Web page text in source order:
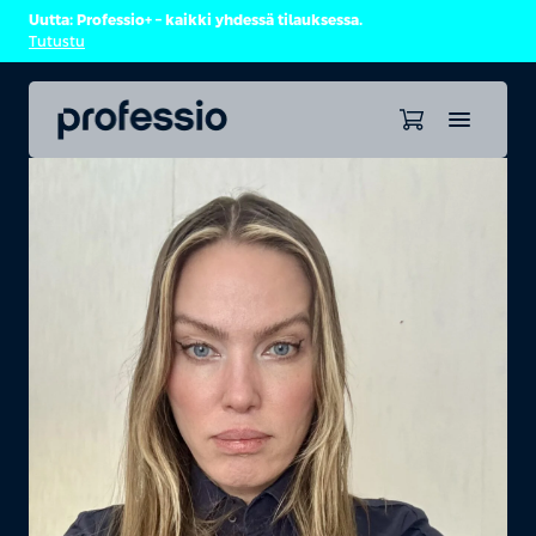
Uutta: Professio+ – kaikki yhdessä tilauksessa.
Tutustu